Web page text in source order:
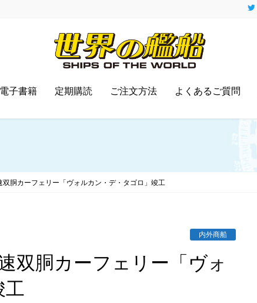
電子書籍 定期購読 ご注文方法 よくあるご質問
双胴カーフェリー「ヴォルカン・デ・タゴロ」竣工
内外商船
工